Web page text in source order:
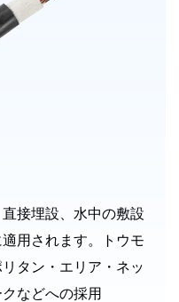
接埋設、水中の敷設
用されます。トウモ
タン・エリア・ネッ
などへの採用